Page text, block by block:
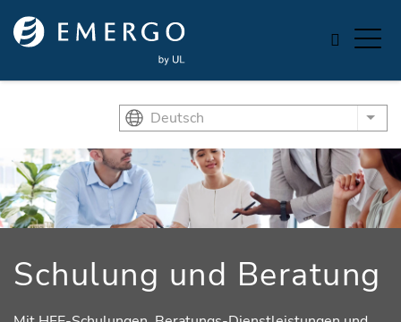
Skip to main content
Deutsch List
Schulung und Beratung